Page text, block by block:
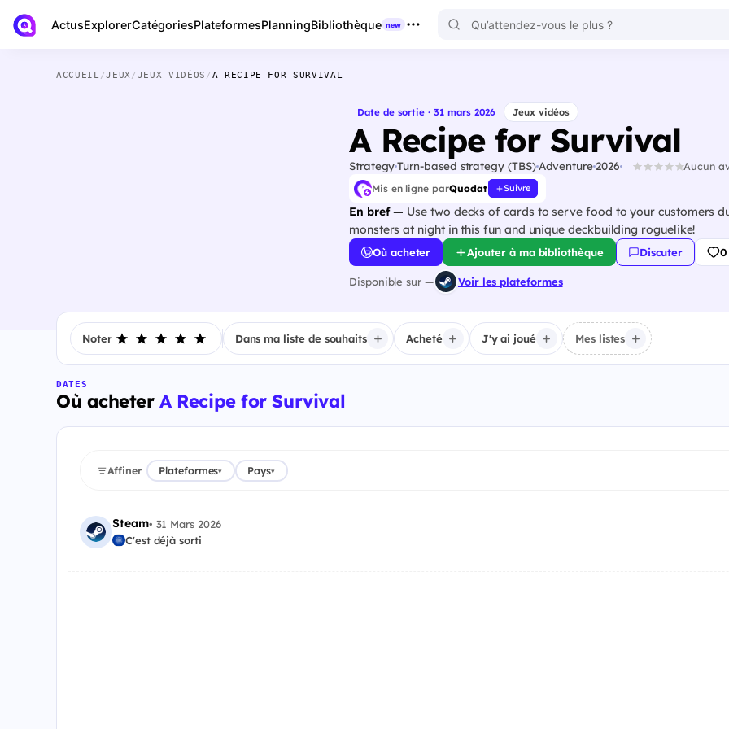
ActusExplorerCatégoriesPlateformesPlanningBibliothèque new
ACCUEIL /JEUX/JEUX VIDÉOS /A RECIPE FOR SURVIVAL
Date de sortie · 31 mars 2026 Jeux vidéos
A Recipe for Survival
StrategyTurn-based strategy (TBS)Adventure2026 Aucun
Mis en ligne parQuodat Suivre
En bref — Use two decks of cards to serve food to your customers
monsters at night in this fun and unique deckbuilding roguelike!
Où acheter Ajouter à ma bibliothèque Discuter 0
Disponible sur — Voir les plateformes
Noter Dans ma liste de souhaits Acheté J'y ai joué Mes listes
DATES
Où acheterA Recipe for Survival
Affiner Plateformes▾ Pays▾
Steam• 31 Mars 2026
C'est déjà sorti